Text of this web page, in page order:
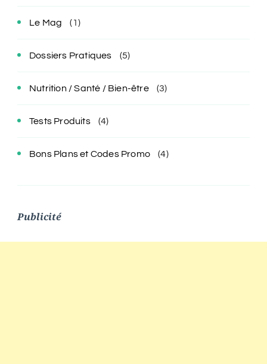
Le Mag (1)
Dossiers Pratiques (5)
Nutrition / Santé / Bien-être (3)
Tests Produits (4)
Bons Plans et Codes Promo (4)
Publicité